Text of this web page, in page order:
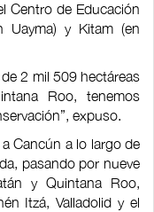
Centro de Educación
Uayma) y Kitam (en
2 mil 509 hectáreas
Roo, tenemos
expuso.
Cancún a lo largo de
pasando por nueve
y Quintana Roo,
Itzá, Valladolid y el